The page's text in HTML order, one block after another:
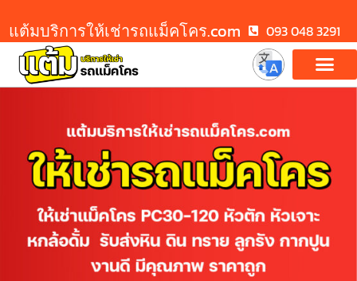
แต้มบริการให้เช่ารถแม็คโคร.com 093 048 3291